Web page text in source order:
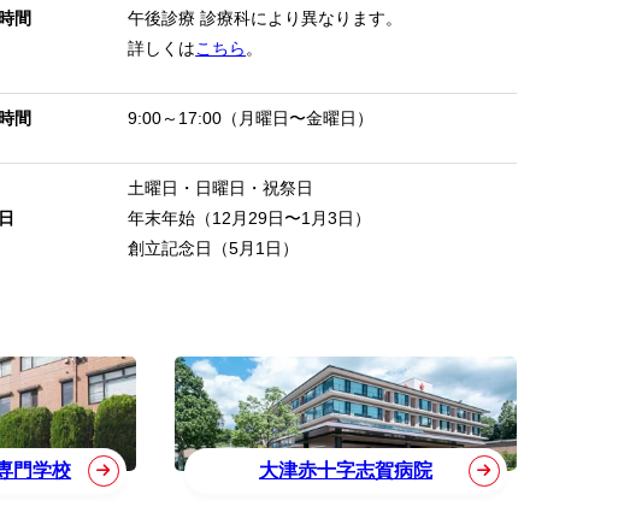
間
午後診療診療科により異なります。
詳しくはこちら 。
間 9:00～17:00（月曜日〜金曜日）
土曜日・日曜日・祝祭日
年末年始（12月29日〜1月3日）
創立記念日（5月1日）
門学校 大津赤十字志賀病院